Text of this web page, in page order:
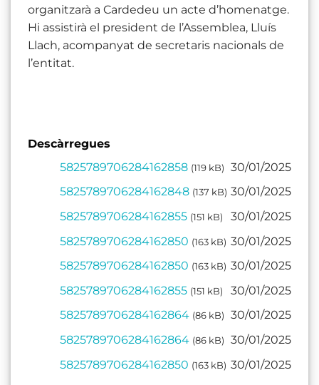
organitzarà a Cardedeu un acte d’homenatge.
Hi assistirà el president de l’Assemblea, Lluís
Llach, acompanyat de secretaris nacionals de
l’entitat.
Descàrregues
5825789706284162858 (119 kB)
30/01/2025
5825789706284162848 (137 kB) 30/01/2025
5825789706284162855 (151 kB)
30/01/2025
5825789706284162850 (163 kB) 30/01/2025
5825789706284162850 (163 kB) 30/01/2025
5825789706284162855 (151 kB)
30/01/2025
5825789706284162864 (86 kB)
30/01/2025
5825789706284162864 (86 kB)
30/01/2025
5825789706284162850 (163 kB) 30/01/2025